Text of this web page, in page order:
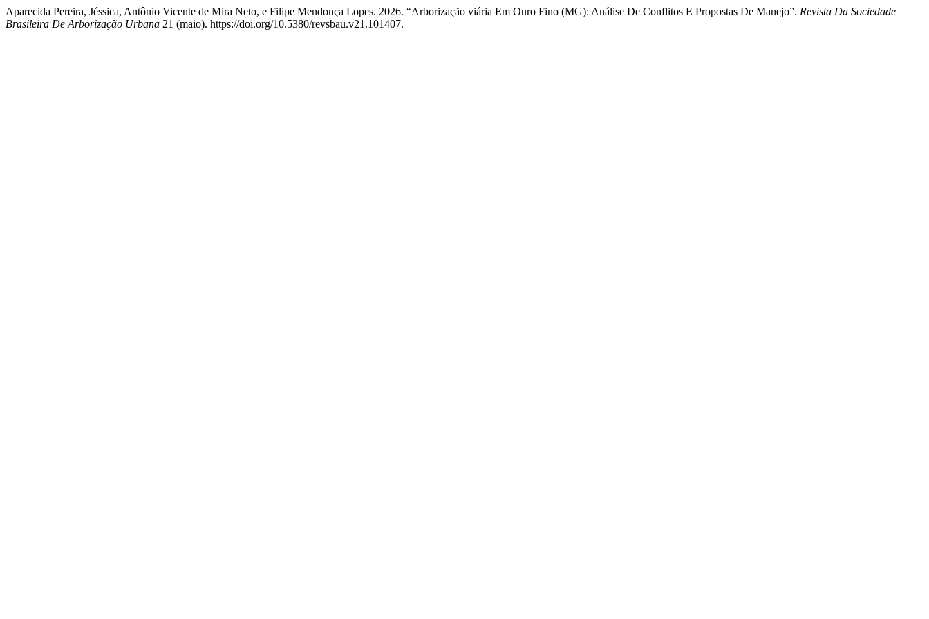
Aparecida Pereira, Jéssica, Antônio Vicente de Mira Neto, e Filipe Mendonça Lopes. 2026. “Arborização viária Em Ouro Fino (MG): Análise De Conflitos E Propostas De Manejo”. Revista Da Sociedade
Brasileira De Arborização Urbana 21 (maio). https://doi.org/10.5380/revsbau.v21.101407.